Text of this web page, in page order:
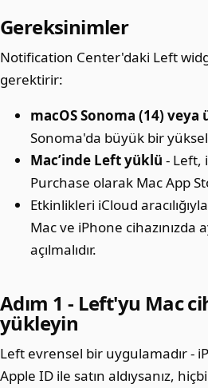
Gereksinimler
Notification Center'daki Left
gerektirir:
macOS Sonoma (14) veya
Sonoma'da büyük bir
Mac’inde Left yüklü - Left,
Purchase olarak Mac App
Etkinlikleri iCloud
Mac ve iPhone cihazınızda
açılmalıdır.
Adım 1 - Left'yu Mac
yükleyin
Left evrensel bir uygulamadır -
Apple ID ile satın aldıysanız,